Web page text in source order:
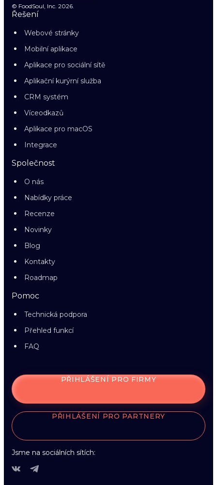
© FoodSoul, Inc. 2026.
Řešení
Webové stránky
Mobilní aplikace
Aplikace pro sociální sítě
Aplikační kurýrní služba
CRM systém
Víceodkazů
Aplikace pro macOS
Integrace
Společnost
O nás
Nabídky práce
Recenze
Novinky
Blog
Kontakty
Roadmap
Pomoc
Technická podpora
Přehled funkcí
FAQ
PŘIHLÁŠENÍ PRO FIRMY
PŘIHLÁŠENÍ PRO PARTNERY
Jsme na sociálních sítích: